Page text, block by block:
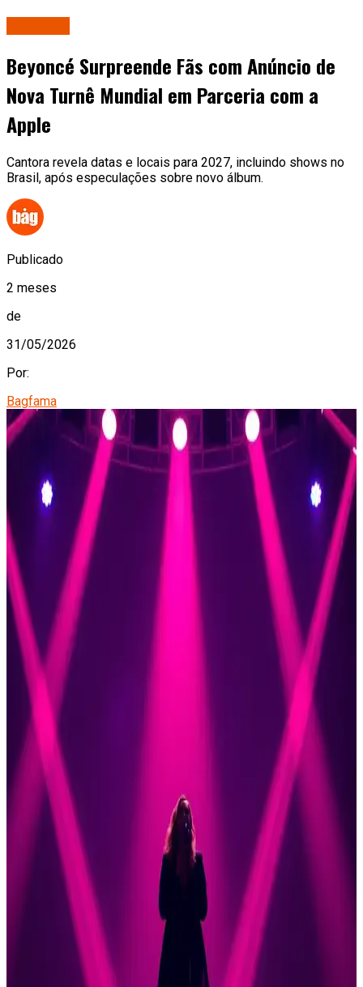
Beyoncé Surpreende Fãs com Anúncio de
Nova Turnê Mundial em Parceria com a
Apple
Cantora revela datas e locais para 2027, incluindo shows no
Brasil, após especulações sobre novo álbum.
Publicado
2 meses
de
31/05/2026
Por:
Bagfama